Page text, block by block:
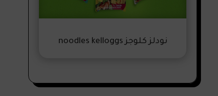
نودلز كلوجز noodles kelloggs